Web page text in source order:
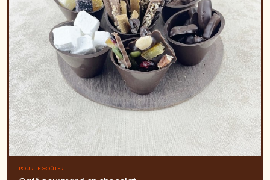
POUR LE GOÛTER